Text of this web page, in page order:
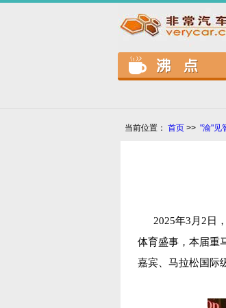
当前位置： 首页 >> "渝"见
2025年3 月 2 日，
体育盛事， 本届重
嘉宾、 马拉松国际